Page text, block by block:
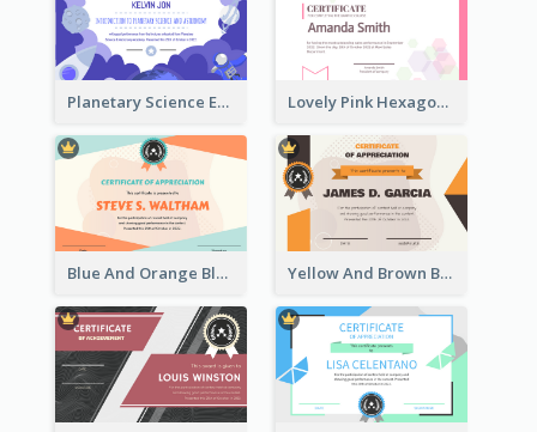
Planetary Science Education Certificate Lovely Pink Hexagonal Shapes Certification Design
Blue And Orange Blobs Shapes Certificate Yellow And Brown Blobs Background Certificate